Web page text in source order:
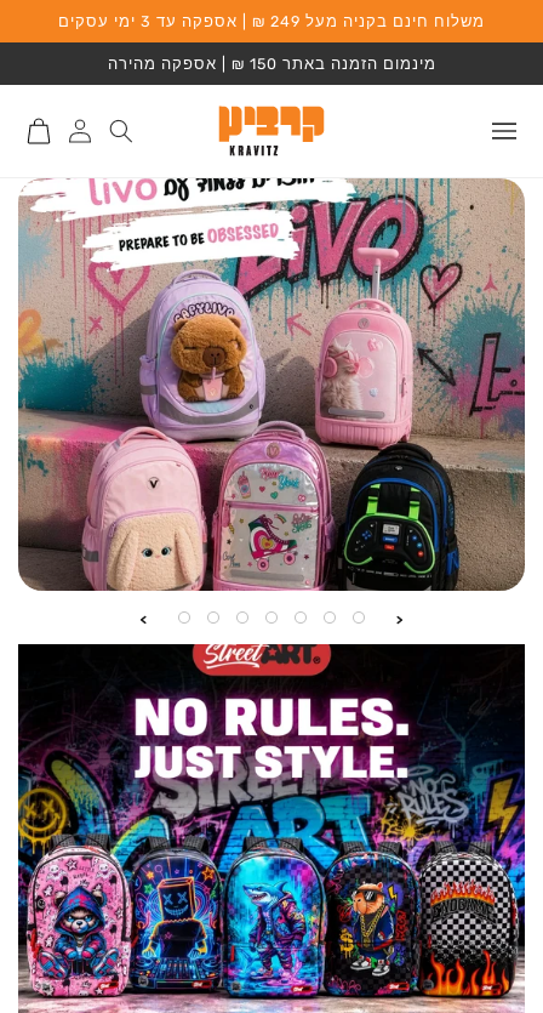
המשך לתוכן
משלוח חינם בקניה מעל 249 ₪ | אספקה עד 3 ימי עסקים
מינמום הזמנה באתר 150 ₪ | אספקה מהירה
התחברות
לאתר
סל
קניות